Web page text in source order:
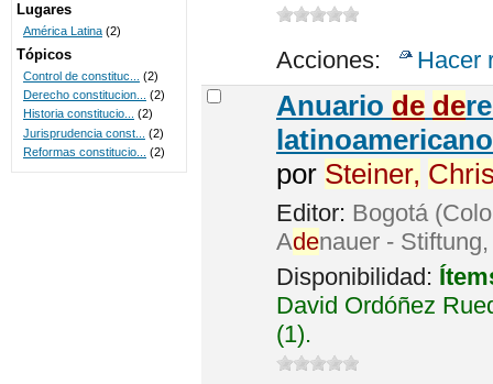
Acciones: Hacer
Anuario de de
por Steiner,
Editor: Bogotá
Adenauer -
Disponibilidad:
David Ordóñez
(1).
Lugares
América Latina (2)
Tópicos
Control de constituc...
(2)
Derecho constitucion...
(2)
Historia constitucio... (2)
Jurisprudencia const...
(2)
Reformas constitucio...
(2)